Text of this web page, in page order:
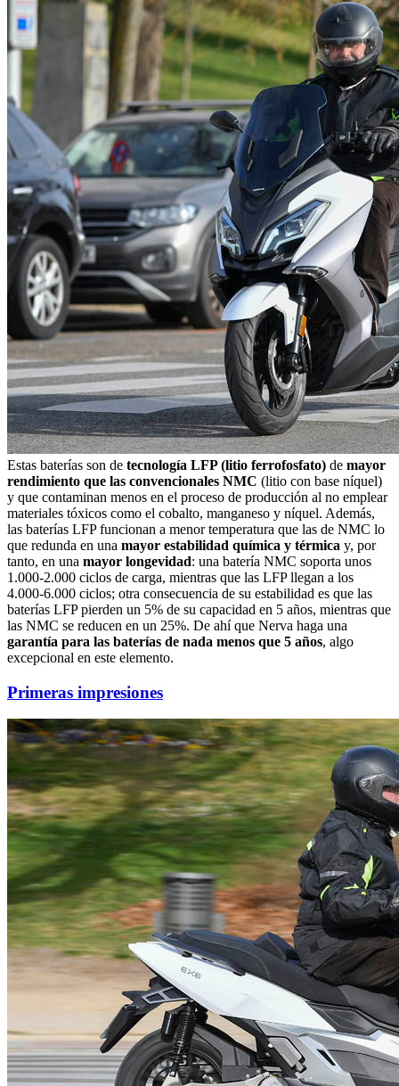
Estas baterías son de tecnología LFP (litio ferrofosfato) de mayor
rendimiento que las convencionales NMC (litio con base níquel)
y que contaminan menos en el proceso de producción al no emplear
materiales tóxicos como el cobalto, manganeso y níquel. Además,
las baterías LFP funcionan a menor temperatura que las de NMC lo
que redunda en una mayor estabilidad química y térmica y, por
tanto, en una mayor longevidad: una batería NMC soporta unos
1.000-2.000 ciclos de carga, mientras que las LFP llegan a los
4.000-6.000 ciclos; otra consecuencia de su estabilidad es que las
baterías LFP pierden un 5% de su capacidad en 5 años, mientras que
las NMC se reducen en un 25%. De ahí que Nerva haga una
garantía para las baterías de nada menos que 5 años, algo
excepcional en este elemento.
Primeras impresiones